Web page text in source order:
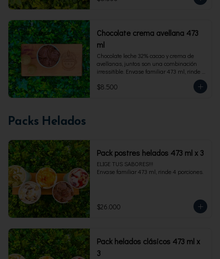
Chocolate crema avellana 473
ml
Chocolate leche 32% cacao y crema de
avellanas, juntos son una combinación
irressitible. Envase familiar 473 ml, rinde 4
$8.500
Packs Helados
Pack postres helados 473 ml x 3
ELIGE TUS SABORES!!!
Envase familiar 473 ml, rinde 4 porciones.
$26.000
Pack helados clásicos 473 ml x
3